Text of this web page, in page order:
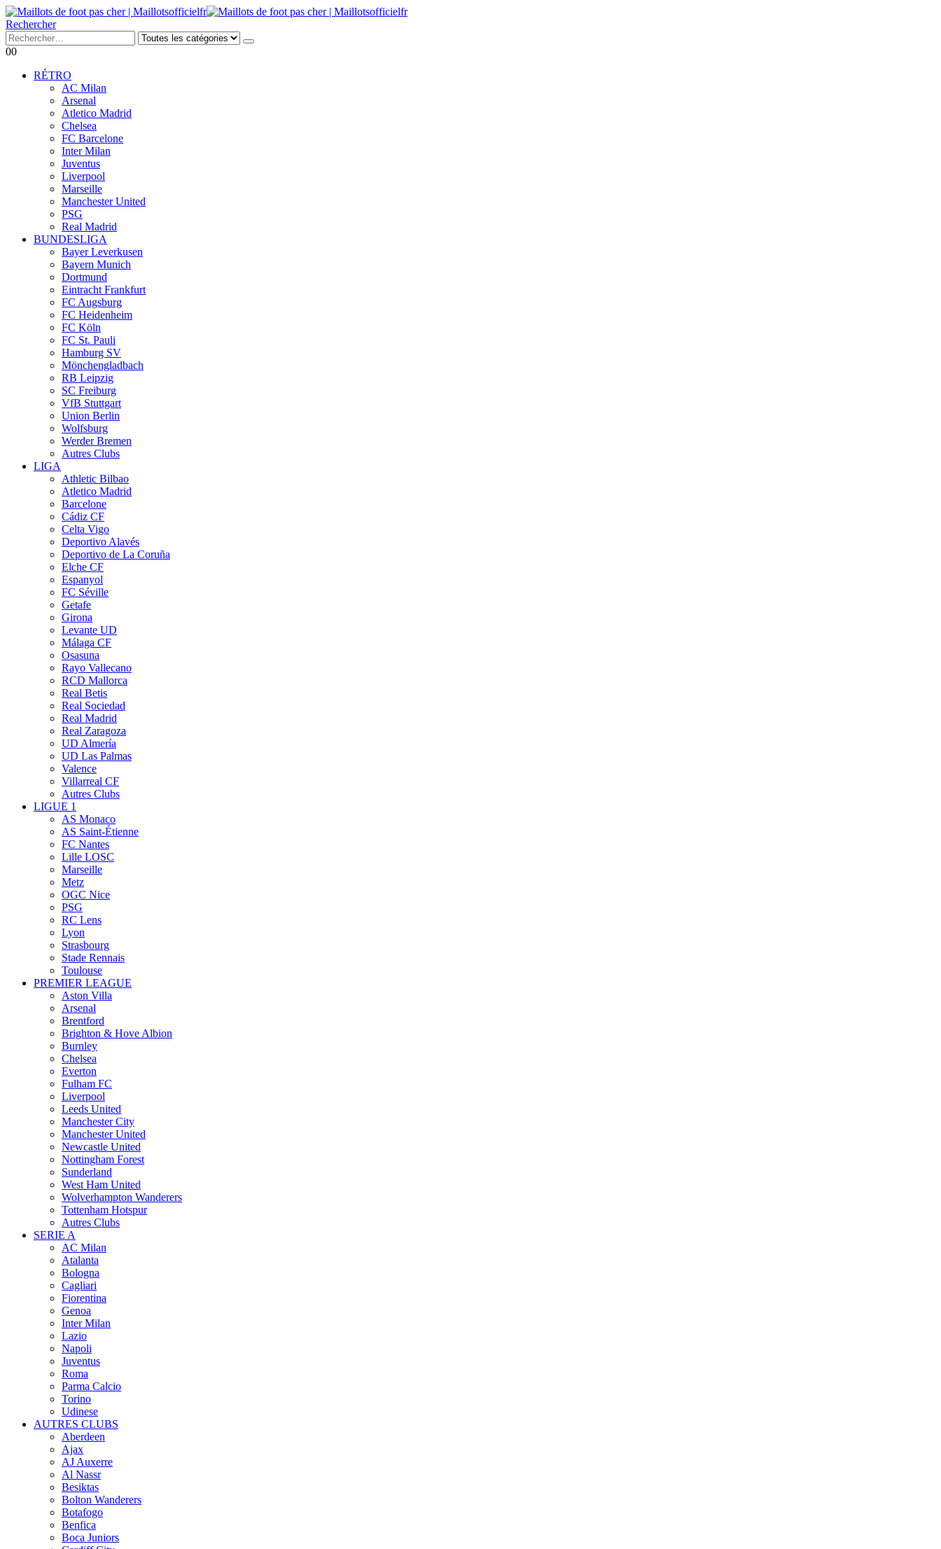
Rechercher
00
RÉTRO
AC Milan
Arsenal
Atletico Madrid
Chelsea
FC Barcelone
Inter Milan
Juventus
Liverpool
Marseille
Manchester United
PSG
Real Madrid
BUNDESLIGA
Bayer Leverkusen
Bayern Munich
Dortmund
Eintracht Frankfurt
FC Augsburg
FC Heidenheim
FC Köln
FC St. Pauli
Hamburg SV
Mönchengladbach
RB Leipzig
SC Freiburg
VfB Stuttgart
Union Berlin
Wolfsburg
Werder Bremen
Autres Clubs
LIGA
Athletic Bilbao
Atletico Madrid
Barcelone
Cádiz CF
Celta Vigo
Deportivo Alavés
Deportivo de La Coruña
Elche CF
Espanyol
FC Séville
Getafe
Girona
Levante UD
Málaga CF
Osasuna
Rayo Vallecano
RCD Mallorca
Real Betis
Real Sociedad
Real Madrid
Real Zaragoza
UD Almería
UD Las Palmas
Valence
Villarreal CF
Autres Clubs
LIGUE 1
AS Monaco
AS Saint-Étienne
FC Nantes
Lille LOSC
Marseille
Metz
OGC Nice
PSG
RC Lens
Lyon
Strasbourg
Stade Rennais
Toulouse
PREMIER LEAGUE
Aston Villa
Arsenal
Brentford
Brighton & Hove Albion
Burnley
Chelsea
Everton
Fulham FC
Liverpool
Leeds United
Manchester City
Manchester United
Newcastle United
Nottingham Forest
Sunderland
West Ham United
Wolverhampton Wanderers
Tottenham Hotspur
Autres Clubs
SERIE A
AC Milan
Atalanta
Bologna
Cagliari
Fiorentina
Genoa
Inter Milan
Lazio
Napoli
Juventus
Roma
Parma Calcio
Torino
Udinese
AUTRES CLUBS
Aberdeen
Ajax
AJ Auxerre
Al Nassr
Besiktas
Bolton Wanderers
Botafogo
Benfica
Boca Juniors